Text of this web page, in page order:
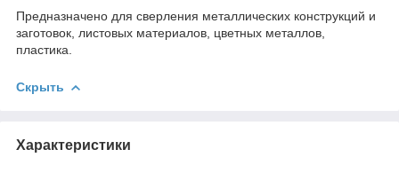
Предназначено для сверления металлических конструкций и
заготовок, листовых материалов, цветных металлов,
пластика.
Скрыть
Характеристики